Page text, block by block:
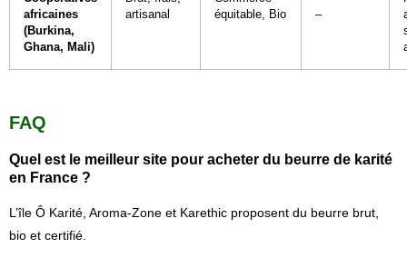
africaines
(Burkina,
Ghana, Mali)
artisanal
équitable, Bio
–
FAQ
Quel est le meilleur site pour acheter du beurre de karité
en France ?
L’île Ô Karité, Aroma-Zone et Karethic proposent du beurre brut,
bio et certifié.